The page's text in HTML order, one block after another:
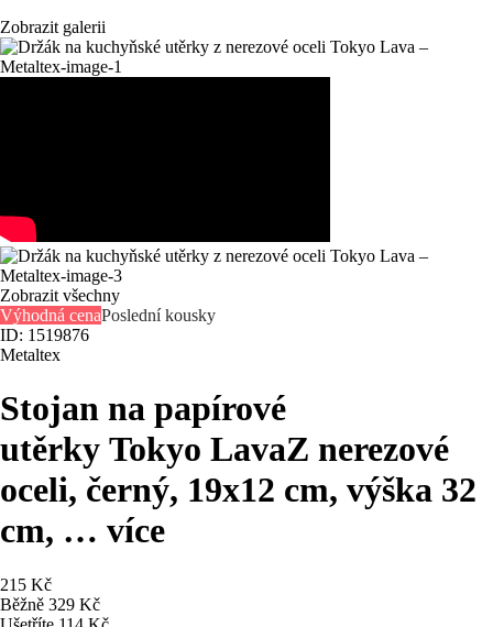
Zobrazit galerii
Zobrazit všechny
Výhodná cenaPoslední kousky
ID: 1519876
Metaltex
Stojan na papírové
utěrky Tokyo LavaZ nerezové
oceli, černý, 19x12 cm, výška 32
cm, … více
215 Kč
Běžně 329 Kč